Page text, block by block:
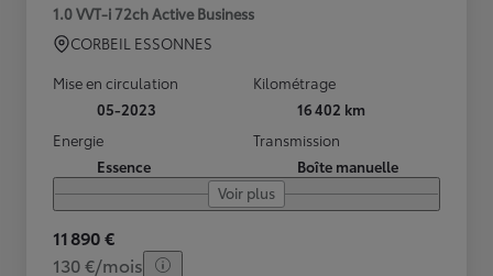
1.0 VVT-i 72ch Active Business
CORBEIL ESSONNES
Mise en circulation
05-2023
Kilométrage
16 402 km
Energie
Essence
Transmission
Boîte manuelle
Voir plus
11 890 €
130 €/mois